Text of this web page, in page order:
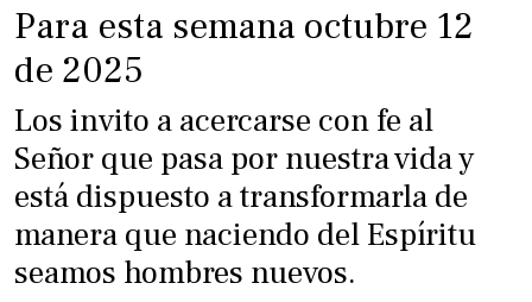
Para esta semana octubre 12
de 2025
Los invito a acercarse con fe al
Señor que pasa por nuestra vida y
está dispuesto a transformarla de
manera que naciendo del Espíritu
seamos hombres nuevos.